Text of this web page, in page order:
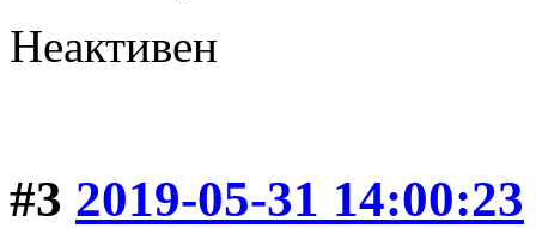
Неактивен
#3 2019-05-31 14:00:23